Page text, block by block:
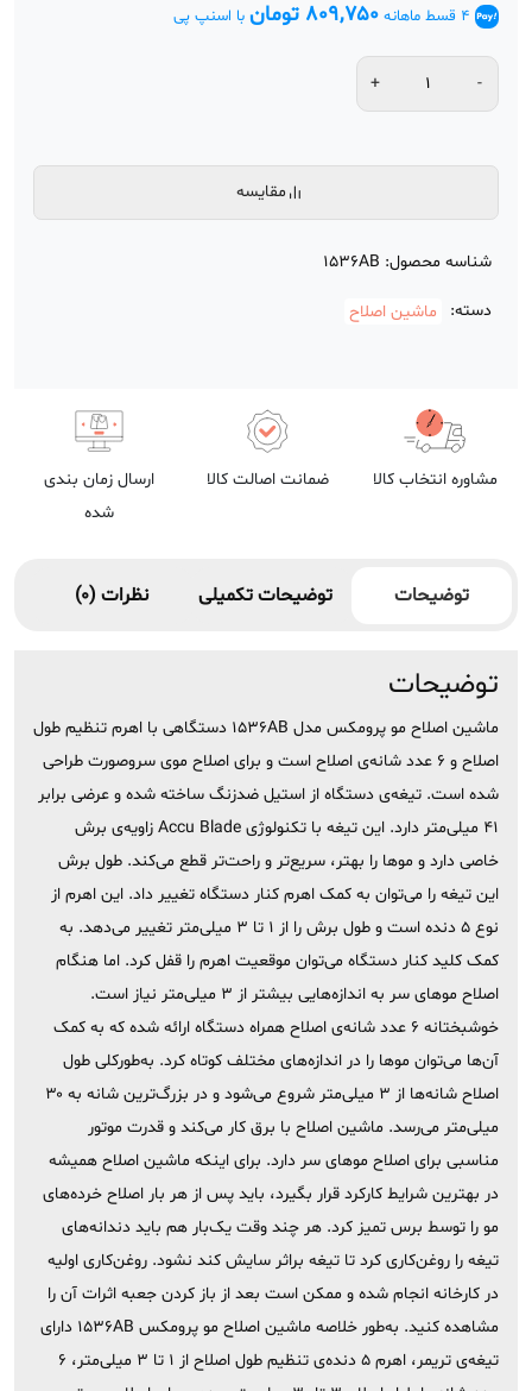
4 قسط ماهانه ۸۰۹,۷۵۰ تومان با اسنپ پی
مقایسه
شناسه محصول: 1536AB
دسته: ماشین اصلاح
مشاوره انتخاب کالا ضمانت اصالت کالا
ارسال زمان بندی
شده
توضیحات توضیحات تکمیلی نظرات (0)
توضیحات
ماشین اصلاح مو پرومکس مدل 1536AB دستگاهی با اهرم تنظیم طول
اصلاح و 6 عدد شانه‌ی اصلاح است و برای اصلاح موی سروصورت طراحی
شده است. تیغه‌ی دستگاه از استیل ضدزنگ ساخته شده و عرضی برابر
۴۱ میلی‌متر دارد. این تیغه‌ با تکنولوژی Accu Blade زاویه‌ی برش
خاصی دارد و موها را بهتر، سریع‌تر و راحت‌تر قطع می‌کند. طول برش
این تیغه را می‌توان به کمک اهرم کنار دستگاه تغییر داد. این اهرم از
نوع ۵ دنده است و طول برش را از ۱ تا ۳ میلی‌متر تغییر می‌دهد. به
کمک کلید کنار دستگاه می‌توان موقعیت اهرم را قفل کرد. اما هنگام
اصلاح موهای سر به اندازه‌هایی بیشتر از ۳ میلی‌متر نیاز است.
خوشبختانه ۶ عدد شانه‌ی اصلاح همراه دستگاه ارائه شده که به کمک
آن‌ها می‌توان موها را در اندازه‌های مختلف کوتاه کرد. به‌طورکلی طول
اصلاح شانه‌ها از ۳ میلی‌متر شروع می‌شود و در بزرگ‌ترین شانه به ۳۰
میلی‌متر می‌رسد. ماشین اصلاح با برق کار می‌کند و قدرت موتور
مناسبی برای اصلاح موهای سر دارد. برای اینکه ماشین اصلاح همیشه
در بهترین شرایط کارکرد قرار بگیرد، باید پس از هر بار اصلاح خرده‌های
مو را توسط برس تمیز کرد. هر چند وقت یک‌بار هم باید دندانه‌های
تیغه را روغن‌کاری کرد تا تیغه براثر سایش کند نشود. روغن‌کاری اولیه
در کارخانه انجام شده و ممکن است بعد از باز کردن جعبه اثرات آن را
مشاهده کنید. به‌طور خلاصه ماشین اصلاح مو پرومکس 1536AB دارای
تیغه‌ی تریمر، اهرم ۵ دنده‌ی تنظیم طول اصلاح از ۱ تا ۳ میلی‌متر، ۶